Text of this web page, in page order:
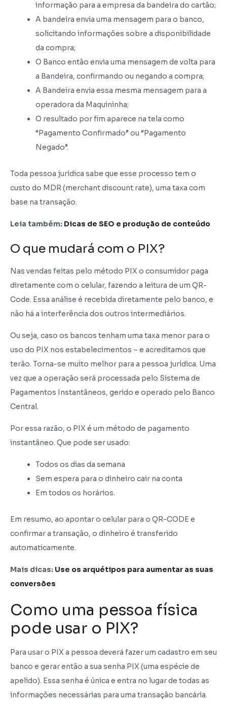
informação para a empresa da bandeira do cartão;
A bandeira envia uma mensagem para o banco,
solicitando informações sobre a disponibilidade
da compra;
O Banco então envia uma mensagem de volta para
a Bandeira, confirmando ou negando a compra;
A Bandeira envia essa mesma mensagem para a
operadora da Maquininha;
O resultado por fim aparece na tela como
“Pagamento Confirmado” ou “Pagamento
Negado”.
Toda pessoa jurídica sabe que esse processo tem o
custo do MDR (merchant discount rate), uma taxa com
base na transação.
Leia também: Dicas de SEO e produção de conteúdo
O que mudará com o PIX?
Nas vendas feitas pelo método PIX o consumidor paga
diretamente com o celular, fazendo a leitura de um QR-
Code. Essa análise é recebida diretamente pelo banco, e
não há a interferência dos outros intermediários.
Ou seja, caso os bancos tenham uma taxa menor para o
uso do PIX nos estabelecimentos – e acreditamos que
terão. Torna-se muito melhor para a pessoa jurídica. Uma
vez que a operação será processada pelo Sistema de
Pagamentos Instantâneos, gerido e operado pelo Banco
Central.
Por essa razão, o PIX é um método de pagamento
instantâneo. Que pode ser usado:
Todos os dias da semana
Sem espera para o dinheiro cair na conta
Em todos os horários.
Em resumo, ao apontar o celular para o QR-CODE e
confirmar a transação, o dinheiro é transferido
automaticamente.
Mais dicas: Use os arquétipos para aumentar as suas
conversões
Como uma pessoa física
pode usar o PIX?
Para usar o PIX a pessoa deverá fazer um cadastro em seu
banco e gerar então a sua senha PIX (uma espécie de
apelido). Essa senha é única e entra no lugar de todas as
informações necessárias para uma transação bancária.